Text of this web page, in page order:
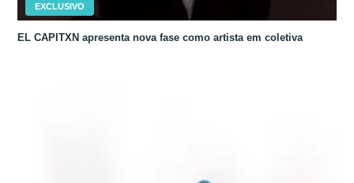
EXCLUSIVO
EL CAPITXN apresenta nova fase como artista em coletiva